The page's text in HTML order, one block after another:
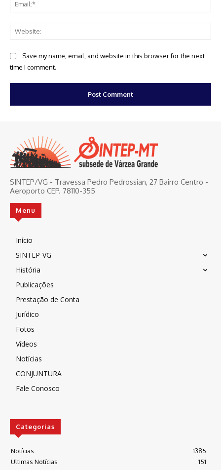
Save my name, email, and website in this browser for the next
time I comment.
SINTEP/VG - Travessa Pedro Pedrossian, 27 Bairro Centro -
Aeroporto CEP. 78110-355
Menu
Início
SINTEP-VG
História
Publicações
Prestação de Conta
Jurídico
Fotos
Vídeos
Notícias
CONJUNTURA
Fale Conosco
Categorias
Notícias
1385
Ultimas Notícias
151